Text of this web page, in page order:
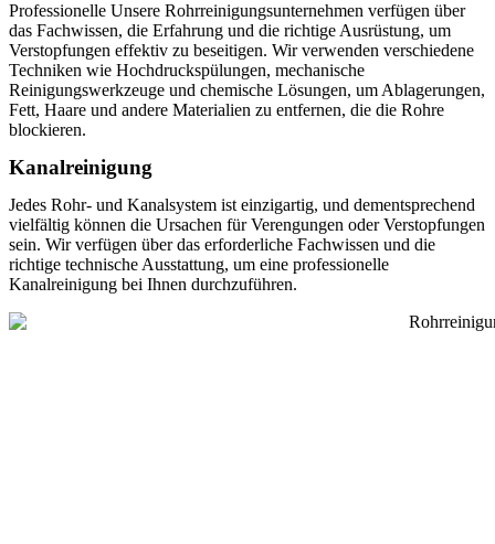
Professionelle Unsere Rohrreinigungsunternehmen verfügen über
das Fachwissen, die Erfahrung und die richtige Ausrüstung, um
Verstopfungen effektiv zu beseitigen. Wir verwenden verschiedene
Techniken wie Hochdruckspülungen, mechanische
Reinigungswerkzeuge und chemische Lösungen, um Ablagerungen,
Fett, Haare und andere Materialien zu entfernen, die die Rohre
blockieren.
Kanalreinigung
Jedes Rohr- und Kanalsystem ist einzigartig, und dementsprechend
vielfältig können die Ursachen für Verengungen oder Verstopfungen
sein. Wir verfügen über das erforderliche Fachwissen und die
richtige technische Ausstattung, um eine professionelle
Kanalreinigung bei Ihnen durchzuführen.